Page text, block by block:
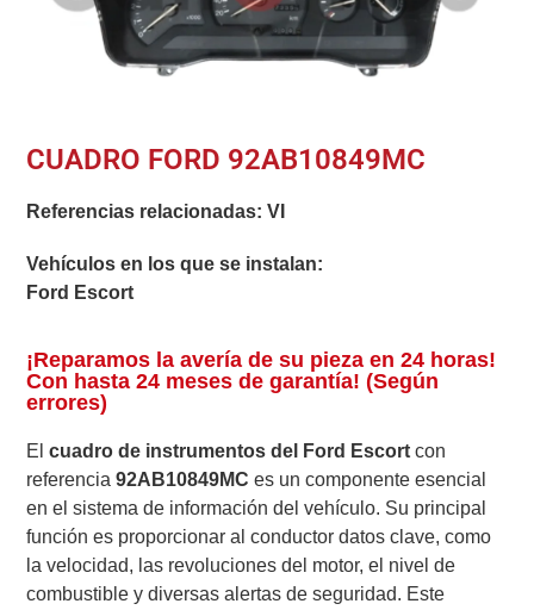
CUADRO FORD 92AB10849MC
Referencias relacionadas:VI
Vehículos en los que se instalan:
Ford Escort
¡Reparamos la avería de su pieza en 24 horas!
Con hasta 24 meses de garantía! (Según
errores)
Elcuadro de instrumentos del Ford Escortcon
referencia92AB10849MC es un componente esencial
en el sistema de información del vehículo. Su principal
función es proporcionar al conductor datos clave, como
la velocidad, las revoluciones del motor, el nivel de
combustible y diversas alertas de seguridad. Este